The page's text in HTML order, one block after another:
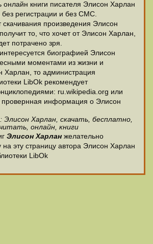
онлайн книги писателя Элисон Харлан
регистрации и без СМС.
произведения Элисон
то, что хочет от Элисон Харлан,
потрачено зря.
биографией Элисон
моментами из жизни и
Харлан, то администрация
LibOk рекомендует
ru.wikipedia.org или
провернная информация о Элисон
Элисон Харлан, скачать, бесплатно,
читать, онлайн, книги
Элисон Харлан желательно
на эту страницу автора Элисон Харлан
LibOk